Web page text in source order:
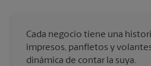
Cada negocio tiene una
impresos, panfletos y
dinámica de contar la suya.